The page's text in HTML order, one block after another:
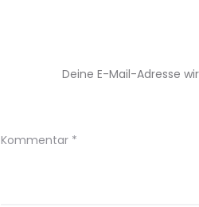
Deine E-Mail-Adresse
Kommentar *